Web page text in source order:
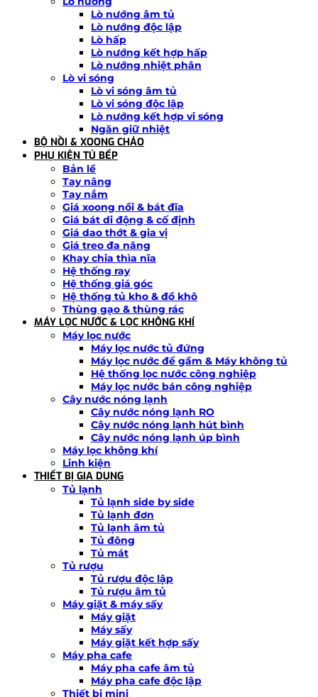
Lò nướng âm tủ
Lò nướng độc lập
Lò hấp
Lò nướng kết hợp hấp
Lò nướng nhiệt phân
Lò vi sóng
Lò vi sóng âm tủ
Lò vi sóng độc lập
Lò nướng kết hợp vi sóng
Ngăn giữ nhiệt
BỘ NỒI & XOONG CHẢO
PHỤ KIỆN TỦ BẾP
Bản lề
Tay nâng
Tay nắm
Giá xoong nồi & bát đĩa
Giá bát di động & cố định
Giá dao thớt & gia vị
Giá treo đa năng
Khay chia thìa nĩa
Hệ thống ray
Hệ thống giá góc
Hệ thống tủ kho & đồ khô
Thùng gạo & thùng rác
MÁY LỌC NƯỚC & LỌC KHÔNG KHÍ
Máy lọc nước
Máy lọc nước tủ đứng
Máy lọc nước để gầm & Máy không tủ
Hệ thống lọc nước công nghiệp
Máy lọc nước bán công nghiệp
Cây nước nóng lạnh
Cây nước nóng lạnh RO
Cây nước nóng lạnh hút bình
Cây nước nóng lạnh úp bình
Máy lọc không khí
Linh kiện
THIẾT BỊ GIA DỤNG
Tủ lạnh
Tủ lạnh side by side
Tủ lạnh đơn
Tủ lạnh âm tủ
Tủ đông
Tủ mát
Tủ rượu
Tủ rượu độc lập
Tủ rượu âm tủ
Máy giặt & máy sấy
Máy giặt
Máy sấy
Máy giặt kết hợp sấy
Máy pha cafe
Máy pha cafe âm tủ
Máy pha cafe độc lập
Thiết bị mini